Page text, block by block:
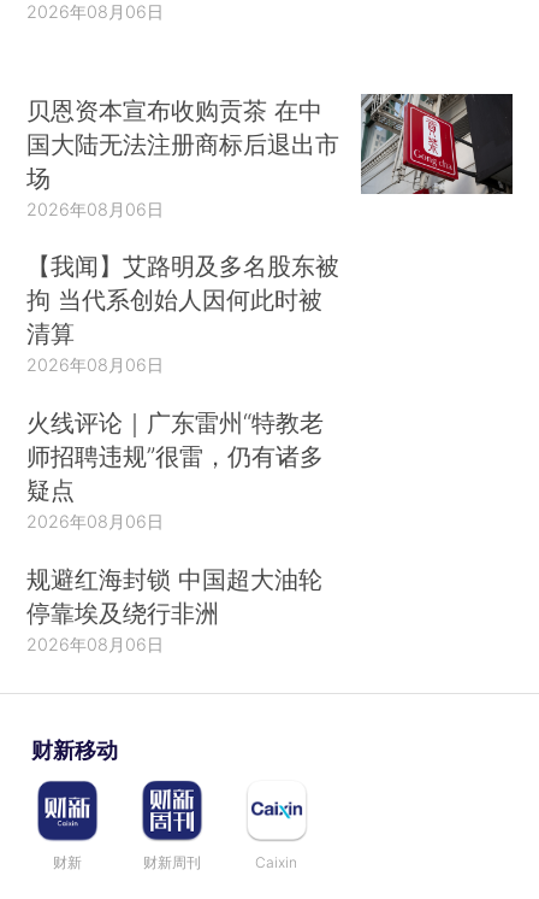
2026年08月06日
贝恩资本宣布收购贡茶 在中
国大陆无法注册商标后退出市
场
2026年08月06日
【我闻】艾路明及多名股东被
拘 当代系创始人因何此时被
清算
2026年08月06日
火线评论｜广东雷州“特教老
师招聘违规”很雷，仍有诸多
疑点
2026年08月06日
规避红海封锁 中国超大油轮
停靠埃及绕行非洲
2026年08月06日
财新移动
财新 财新周刊 Caixin